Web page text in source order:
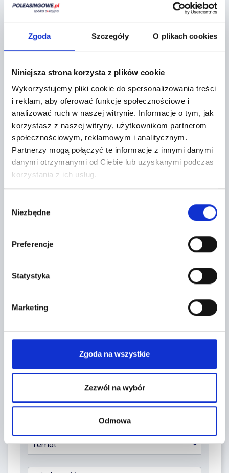
Zgoda Szczegóły O plikach cookies
Niniejsza strona korzysta z plików cookie
Wykorzystujemy pliki cookie do spersonalizowania treści
i reklam, aby oferować funkcje społecznościowe i
analizować ruch w naszej witrynie. Informacje o tym, jak
korzystasz z naszej witryny, użytkownikom partnerom
społecznościowym, reklamowym i analitycznym.
Partnerzy mogą połączyć te informacje z innymi danymi
danymi otrzymanymi od Ciebie lub uzyskanymi podczas
korzystania z ich usług.
zgody
Niezbędne
Preferencje
Statystyka
Marketing
Zgoda na wszystkie
Zezwól na wybór
Odmowa
Lokalizacja:
Żytnia 2
+
−
contributors
FORMULARZ KONTAKTOWY
Temat *